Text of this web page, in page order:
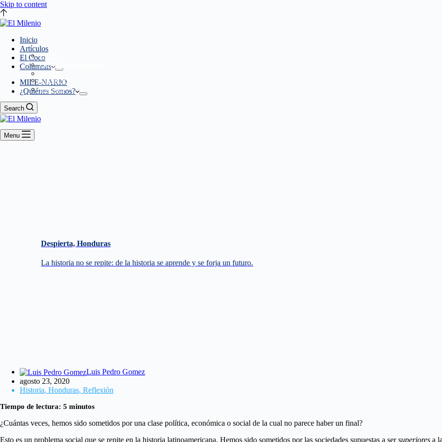
Skip to content
Inicio
Artículos
El Coco
Columnas
Líderes
Querido Hondureño
Versus
MILE-NARIO
¿Quiénes Somos?
Miembros
Eventos
Search
Menu
Despierta, Honduras
La historia no se repite: de la historia se aprende y se forja un futuro.
Luis Pedro Gomez
agosto 23, 2020
Historia, Honduras, Reflexión
Tiempo de lectura: 5 minutos
¿Cuántas veces, hemos sido sometidos por una clase política, económica o social de la cual no parece haber un final?
Esto es un problema social que se repite en la historia latinoamericana. Hemos sido sometidos por las sociedades supuestas a sersuperiores a